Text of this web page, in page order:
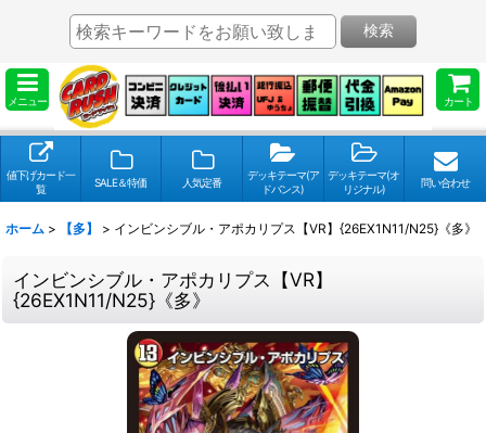
メニュー カート
検索
値下げカード一
覧
SALE＆特価 人気定番
デッキテーマ(ア
ドバンス)
デッキテーマ(オ
リジナル)
問い合わせ
ホーム > 【多】 > インビンシブル・アポカリプス【VR】{26EX1N11/N25}《多》
インビンシブル・アポカリプス【VR】
{26EX1N11/N25}《多》